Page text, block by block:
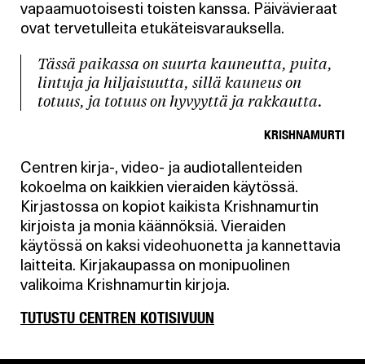
vapaamuotoisesti toisten kanssa. Päivävieraat
ovat tervetulleita etukäteisvarauksella.
Tässä paikassa on suurta kauneutta, puita,
lintuja ja hiljaisuutta, sillä kauneus on
totuus, ja totuus on hyvyyttä ja rakkautta.
KRISHNAMURTI
Centren kirja-, video- ja audiotallenteiden
kokoelma on kaikkien vieraiden käytössä.
Kirjastossa on kopiot kaikista Krishnamurtin
kirjoista ja monia käännöksiä. Vieraiden
käytössä on kaksi videohuonetta ja kannettavia
laitteita. Kirjakaupassa on monipuolinen
valikoima Krishnamurtin kirjoja.
TUTUSTU CENTREN KOTISIVUUN